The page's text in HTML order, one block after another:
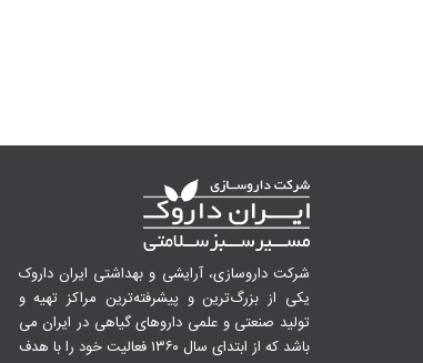
شرکت داروسازی، آرایشی و بهداشتی ایران داروک
یکی از بزرگ‌ترین و پیشرفته‌ترین مراکز تهیه و
تولید صنعتی و علمی داروهای گیاهی در ایران می
باشد که از ابتدای سال ۱۳۶۰ فعالیت خود را با هدف